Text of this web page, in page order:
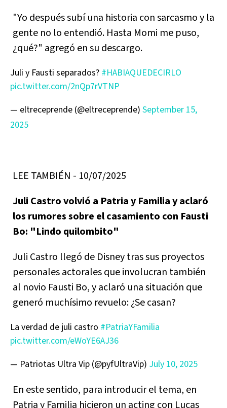
"Yo después subí una historia con sarcasmo y la
gente no lo entendió. Hasta Momi me puso,
¿qué?" agregó en su descargo.
Juli y Fausti separados? #HABIAQUEDECIRLO
pic.twitter.com/2nQp7rVTNP
— eltreceprende (@eltreceprende) September 15,
2025
LEE TAMBIÉN - 10/07/2025
Juli Castro volvió a Patria y Familia y aclaró
los rumores sobre el casamiento con Fausti
Bo: "Lindo quilombito"
Juli Castro llegó de Disney tras sus proyectos
personales actorales que involucran también
al novio Fausti Bo, y aclaró una situación que
generó muchísimo revuelo: ¿Se casan?
La verdad de juli castro #PatriaYFamilia
pic.twitter.com/eWoYE6AJ36
— Patriotas Ultra Vip (@pyfUltraVip) July 10, 2025
En este sentido, para introducir el tema, en
Patria y Familia hicieron un acting con Lucas